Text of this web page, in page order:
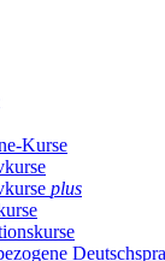
Kurse
plus